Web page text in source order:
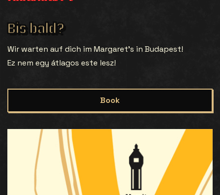
Bis bald?
Wir warten auf dich im Margaret’s in Budapest!
Ez nem egy átlagos este lesz!
Book